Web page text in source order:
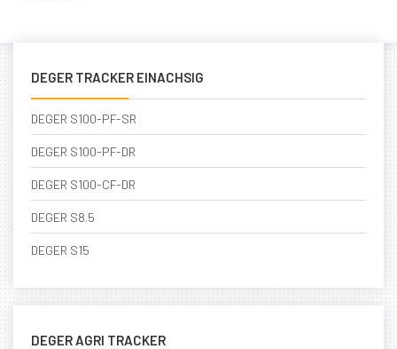
DEGER TRACKER EINACHSIG
DEGER S100-PF-SR
DEGER S100-PF-DR
DEGER S100-CF-DR
DEGER S8.5
DEGER S15
DEGER AGRI TRACKER